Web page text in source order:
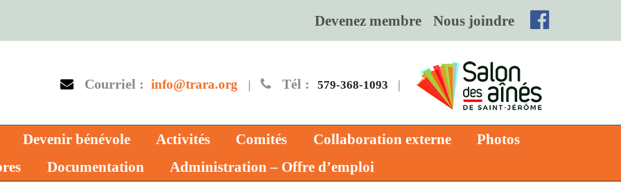
Devenez membre Nous joindre
Courriel : info@trara.org | Tél : 579-368-1093 |
Devenir bénévole Activités Comités Collaboration externe
Photos
Documentation Administration – Offre d’emploi